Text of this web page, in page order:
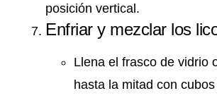
posición vertical.
Enfriar y mezclar los
Llena el frasco de vidrio
hasta la mitad con